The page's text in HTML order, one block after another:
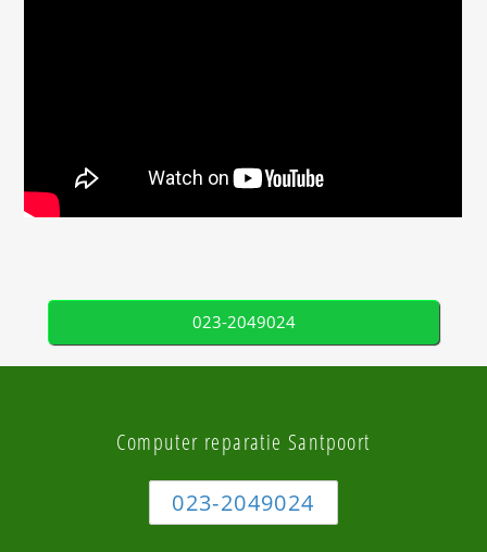
023-2049024
Computer reparatie Santpoort
023-2049024